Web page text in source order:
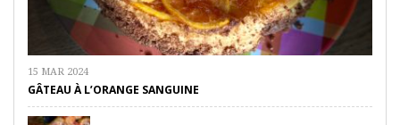
15 MAR 2024
GÂTEAU À L’ORANGE SANGUINE